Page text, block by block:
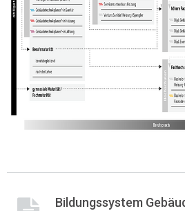
Bildungssystem